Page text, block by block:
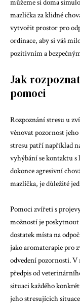
můžeme si doma
mazlíčka za klidné
vytvořit prostor pro
ordinace, aby si váš
pozitivním a
Jak
pomoci
Rozpoznání stresu u
věnovat pozornost
stresu patří například
vyhýbání se kontaktu
dokonce agresivní
mazlíčka, je důležité
Pomoci zvířeti s
možností je
dostatek místa na
jako aromaterapie pro
odvedení pozornosti.
předpis od
situaci každého
jeho stresujícich